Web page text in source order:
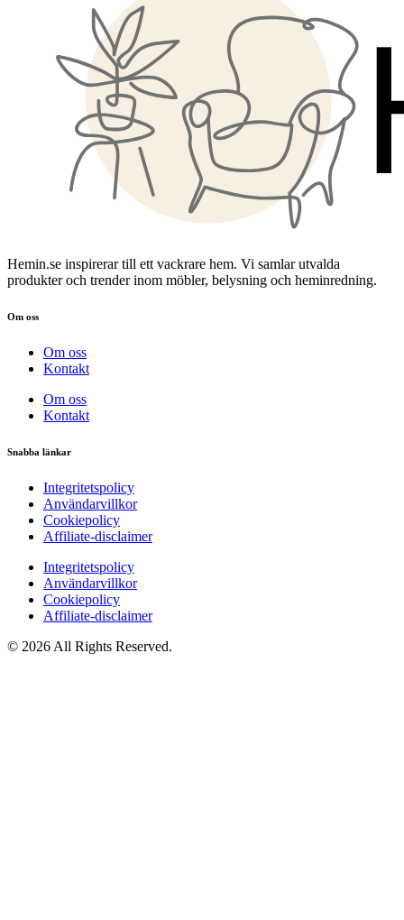
Hemin.se inspirerar till ett vackrare hem. Vi samlar utvalda
produkter och trender inom möbler, belysning och heminredning.
Om oss
Om oss
Kontakt
Om oss
Kontakt
Snabba länkar
Integritetspolicy
Användarvillkor
Cookiepolicy
Affiliate‑disclaimer
Integritetspolicy
Användarvillkor
Cookiepolicy
Affiliate‑disclaimer
© 2026 All Rights Reserved.